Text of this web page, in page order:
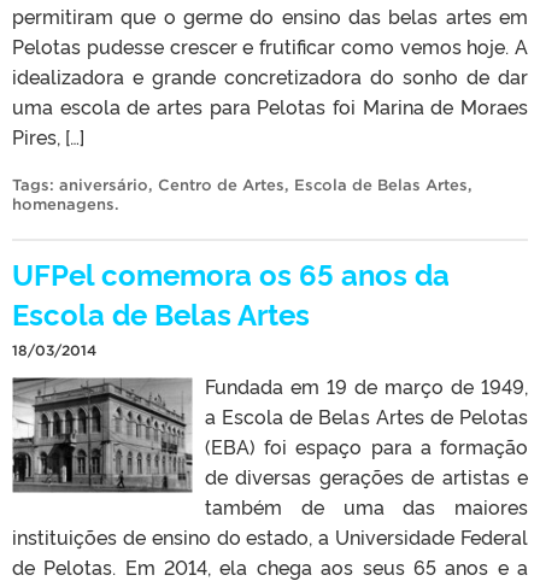
permitiram que o germe do ensino das belas artes em
Pelotas pudesse crescer e frutificar como vemos hoje. A
idealizadora e grande concretizadora do sonho de dar
uma escola de artes para Pelotas foi Marina de Moraes
Pires, […]
Tags: aniversário, Centro de Artes, Escola de Belas Artes,
homenagens.
UFPel comemora os 65 anos da
Escola de Belas Artes
18/03/2014
Fundada em 19 de março de 1949,
a Escola de Belas Artes de Pelotas
(EBA) foi espaço para a formação
de diversas gerações de artistas e
também de uma das maiores
instituições de ensino do estado, a Universidade Federal
de Pelotas. Em 2014, ela chega aos seus 65 anos e a